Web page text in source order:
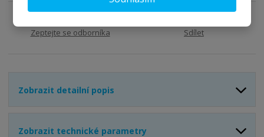
Zeptejte se odborníka Sdílet
Zobrazit detailní popis
Zobrazit technické parametry